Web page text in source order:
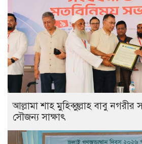
আল্লামা শাহ মুহিব্বুল্লাহ বাবু নগরীর
সৌজন্য সাক্ষাৎ